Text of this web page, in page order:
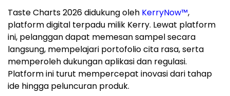
Taste Charts 2026 didukung oleh KerryNow™,
platform digital terpadu milik Kerry. Lewat platform
ini, pelanggan dapat memesan sampel secara
langsung, mempelajari portofolio cita rasa, serta
memperoleh dukungan aplikasi dan regulasi.
Platform ini turut mempercepat inovasi dari tahap
ide hingga peluncuran produk.